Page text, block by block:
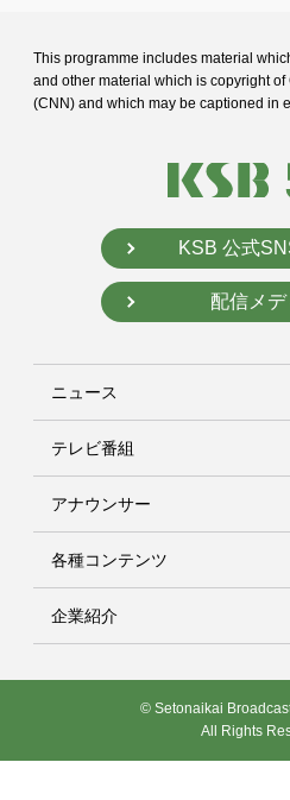
This programme includes material
and other material which is copyright
(CNN) and which may be captioned in
KSB 公式
配信メ
ニュース
テレビ番組
アナウンサー
各種コンテンツ
企業紹介
© Setonaikai
All Rights